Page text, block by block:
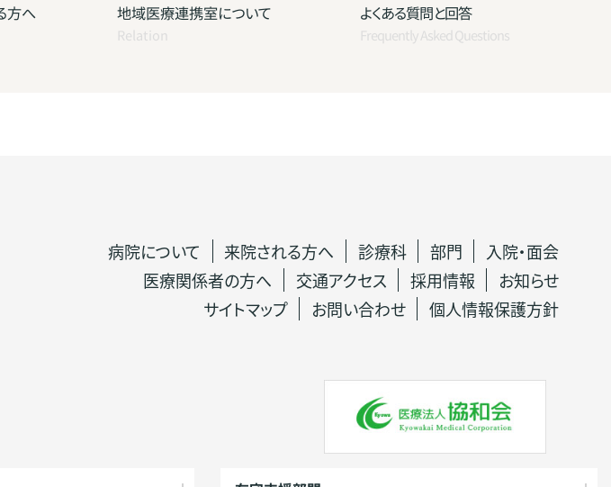
方へ 地域医療連携室について
Relation
よくある質問と回答
Frequently Asked Questions
病院について 来院される方へ 診療科 部門
入院・面会
医療関係者の方へ
交通アクセス 採用情報
お知らせ
サイトマップ
お問い合わせ 個人情報保護方針